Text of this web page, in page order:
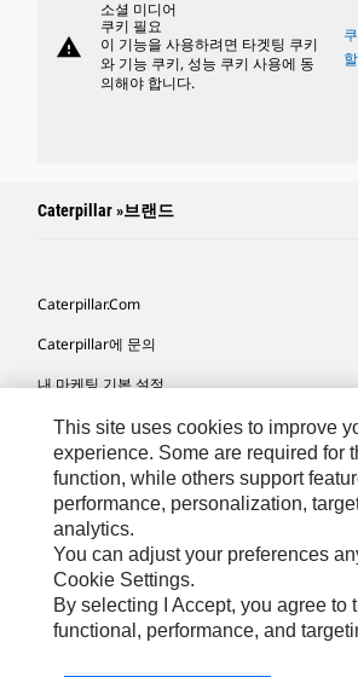
warning
소셜 미디어
쿠키 필요
이 기능을 사용하려면 타겟팅 쿠키
와 기능 쿠키, 성능 쿠키 사용에 동
의해야 합니다.
Caterpillar »브랜드
Caterpillar.com
Caterpillar에 문의
내 마케팅 기본 설정
사이트 맵
Cookie Settings
법적 고지
개인정보취급방침
위치정보 이용약관
This site uses cookies to improve
experience. Some are required for
function, while others support
performance, personalization,
analytics.
You can adjust your preferences
Cookie Settings.
By selecting I Accept, you agree to
functional, performance, and